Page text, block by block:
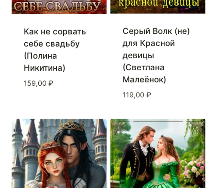
Как не сорвать
себе свадьбу
(Полина
Никитина)
159,00 ₽
Серый Волк (не)
для Красной
девицы
(Светлана
Малеёнок)
119,00 ₽